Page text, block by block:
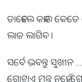
ତାହେଲେ କହାର
ଲାଜ ଲାଗିବ ।
ସର୍ବେ ଭବନ୍ତୁ ସୁଖୀନ
ଗୋଟାଏ ମନ୍ତ୍ର ନୁହେଁ,